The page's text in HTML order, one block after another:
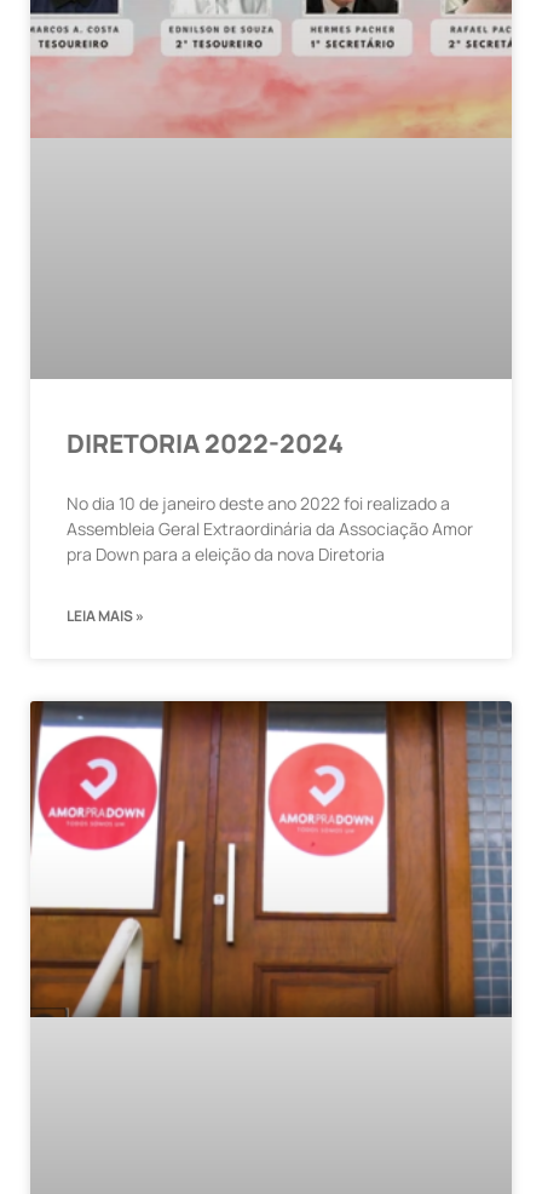
DIRETORIA 2022-2024
No dia 10 de janeiro deste ano 2022 foi realizado a
Assembleia Geral Extraordinária da Associação Amor
pra Down para a eleição da nova Diretoria
LEIA MAIS »